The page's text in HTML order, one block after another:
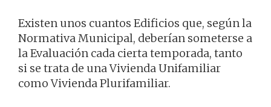
Existen unos cuantos Edificios que, según la
Normativa Municipal, deberían someterse a
la Evaluación cada cierta temporada, tanto
si se trata de una Vivienda Unifamiliar
como Vivienda Plurifamiliar.